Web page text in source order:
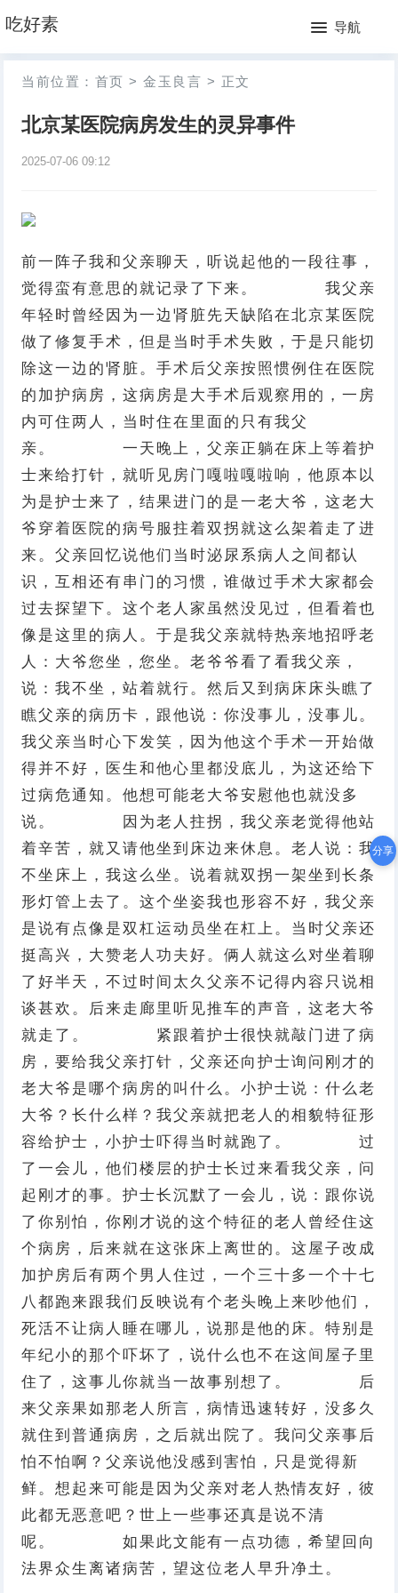
吃好素 导航
网
站
月
当前位置： 首页 > 金玉良言 > 正文
北京某医院病房发生的灵异事件
2025-07-06 09:12
前一阵子我和父亲聊天，听说起他的一段往事，
觉得蛮有意思的就记录了下来。 我父亲
年轻时曾经因为一边肾脏先天缺陷在北京某医院
做了修复手术，但是当时手术失败，于是只能切
除这一边的肾脏。手术后父亲按照惯例住在医院
的加护病房，这病房是大手术后观察用的，一房
内可住两人，当时住在里面的只有我父
亲。 一天晚上，父亲正躺在床上等着护
士来给打针，就听见房门嘎啦嘎啦响，他原本以
为是护士来了，结果进门的是一老大爷，这老大
爷穿着医院的病号服拄着双拐就这么架着走了进
来。父亲回忆说他们当时泌尿系病人之间都认
识，互相还有串门的习惯，谁做过手术大家都会
过去探望下。这个老人家虽然没见过，但看着也
像是这里的病人。于是我父亲就特热亲地招呼老
人：大爷您坐，您坐。老爷爷看了看我父亲，
说：我不坐，站着就行。然后又到病床床头瞧了
瞧父亲的病历卡，跟他说：你没事儿，没事儿。
我父亲当时心下发笑，因为他这个手术一开始做
得并不好，医生和他心里都没底儿，为这还给下
过病危通知。他想可能老大爷安慰他也就没多
说。 因为老人拄拐，我父亲老觉得他站
着辛苦，就又请他坐到床边来休息。老人说：我
不坐床上，我这么坐。说着就双拐一架坐到长条
形灯管上去了。这个坐姿我也形容不好，我父亲
是说有点像是双杠运动员坐在杠上。当时父亲还
挺高兴，大赞老人功夫好。俩人就这么对坐着聊
了好半天，不过时间太久父亲不记得内容只说相
谈甚欢。后来走廊里听见推车的声音，这老大爷
就走了。 紧跟着护士很快就敲门进了病
房，要给我父亲打针，父亲还向护士询问刚才的
老大爷是哪个病房的叫什么。小护士说：什么老
大爷？长什么样？我父亲就把老人的相貌特征形
容给护士，小护士吓得当时就跑了。 过
了一会儿，他们楼层的护士长过来看我父亲，问
起刚才的事。护士长沉默了一会儿，说：跟你说
了你别怕，你刚才说的这个特征的老人曾经住这
个病房，后来就在这张床上离世的。这屋子改成
加护房后有两个男人住过，一个三十多一个十七
八都跑来跟我们反映说有个老头晚上来吵他们，
死活不让病人睡在哪儿，说那是他的床。特别是
年纪小的那个吓坏了，说什么也不在这间屋子里
住了，这事儿你就当一故事别想了。 后
来父亲果如那老人所言，病情迅速转好，没多久
就住到普通病房，之后就出院了。我问父亲事后
怕不怕啊？父亲说他没感到害怕，只是觉得新
鲜。想起来可能是因为父亲对老人热情友好，彼
此都无恶意吧？世上一些事还真是说不清
呢。 如果此文能有一点功德，希望回向
法界众生离诸病苦，望这位老人早升净土。
分享